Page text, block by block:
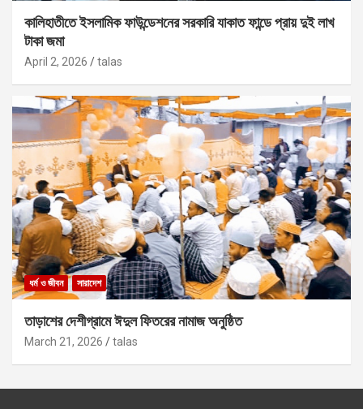
কালিহাতীতে ইসলামিক ফাউন্ডেশনের সরকারি যাকাত ফান্ডে প্রায় দুই লাখ
টাকা জমা
April 2, 2026 talas
ধর্ম ও জীবন সারাদেশ
তাড়াশের দেশীগ্রামে ঈদুল ফিতরের নামাজ অনুষ্ঠিত
March 21, 2026 talas